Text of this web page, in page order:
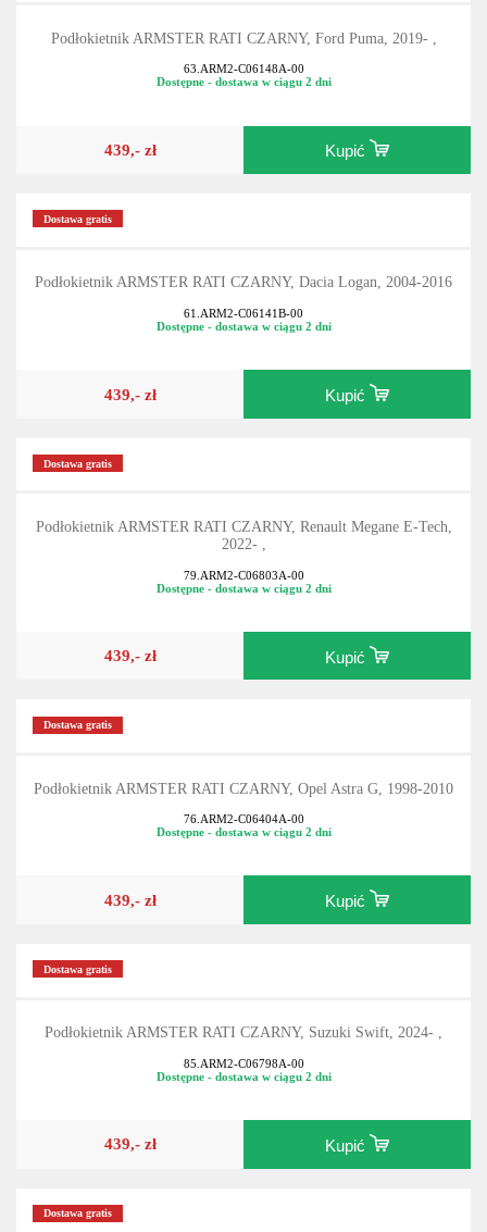
Podłokietnik ARMSTER RATI CZARNY, Ford Puma, 2019- ,
63.ARM2-C06148A-00
Dostępne - dostawa w ciągu 2 dni
439,- zł Kupić
Dostawa gratis
Podłokietnik ARMSTER RATI CZARNY, Dacia Logan, 2004-2016
61.ARM2-C06141B-00
Dostępne - dostawa w ciągu 2 dni
439,- zł Kupić
Dostawa gratis
Podłokietnik ARMSTER RATI CZARNY, Renault Megane E-Tech,
2022- ,
79.ARM2-C06803A-00
Dostępne - dostawa w ciągu 2 dni
439,- zł Kupić
Dostawa gratis
Podłokietnik ARMSTER RATI CZARNY, Opel Astra G, 1998-2010
76.ARM2-C06404A-00
Dostępne - dostawa w ciągu 2 dni
439,- zł Kupić
Dostawa gratis
Podłokietnik ARMSTER RATI CZARNY, Suzuki Swift, 2024- ,
85.ARM2-C06798A-00
Dostępne - dostawa w ciągu 2 dni
439,- zł Kupić
Dostawa gratis